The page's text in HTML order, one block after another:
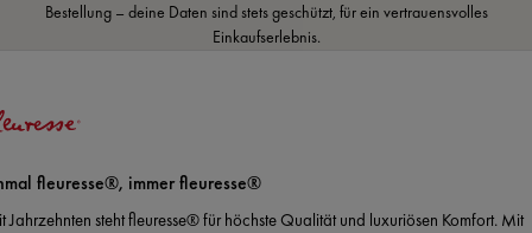
Bestellung – deine Daten sind stets geschützt, für ein vertrauensvolles
Einkaufserlebnis.
fleuresse®, immer fleuresse®
Jahrzehnten steht fleuresse® für höchste Qualität und luxuriösen Komfort. Mit